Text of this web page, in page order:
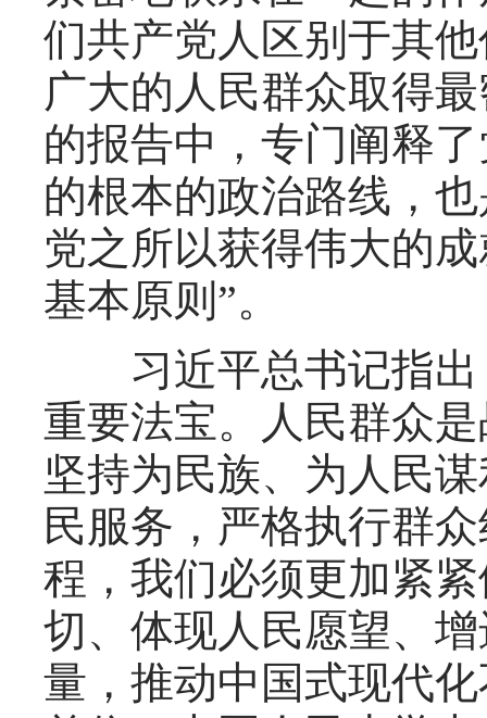
们共产党人区别于其
广大的人民群众取得
的报告中，专门阐释
的根本的政治路线，
党之所以获得伟大的
基本原则”。
习近平总书记指出
重要法宝。人民群众
坚持为民族、为人民
民服务，严格执行群
程，我们必须更加紧
切、体现人民愿望、
量，推动中国式现代